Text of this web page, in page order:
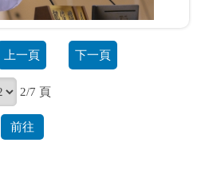
上一頁 下一頁
2/7 頁
前往